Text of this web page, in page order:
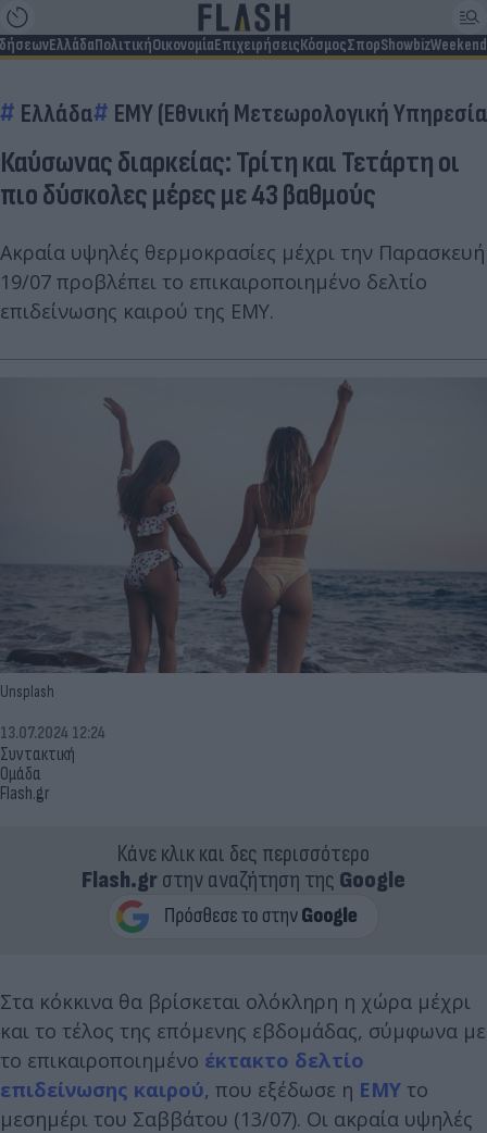
ΕλλάδαΠολιτικήΟικονομίαΕπιχειρήσειςΚόσμοςΣπορShowbizWeekend
Ελλάδα ΕΜΥ (Εθνική Μετεωρολογική
Καύσωνας διαρκείας: Τρίτη και Τετάρτη οι
πιο δύσκολες μέρες με 43 βαθμούς
Ακραία υψηλές θερμοκρασίες μέχρι την Παρασκευή
19/07 προβλέπει το επικαιροποιημένο δελτίο
επιδείνωσης καιρού της ΕΜΥ.
Unsplash
Συντακτική
Ομάδα
Flash.gr
13.07.2024 12:24
Κάνε κλικ και δες περισσότερο
Flash.grστην αναζήτηση της Google
Στα κόκκινα θα βρίσκεται ολόκληρη η χώρα μέχρι
και το τέλος της επόμενης εβδομάδας, σύμφωνα με
το επικαιροποιημένο έκτακτο δελτίο
επιδείνωσης καιρού, που εξέδωσε η ΕΜΥ το
μεσημέρι του Σαββάτου (13/07). Οι ακραία υψηλές